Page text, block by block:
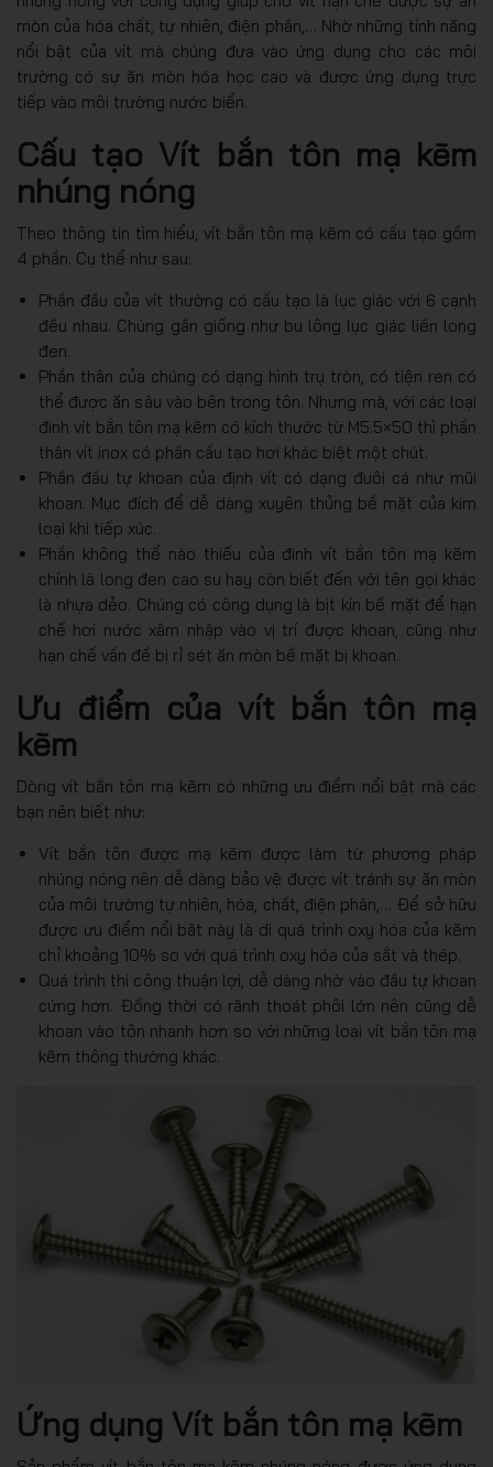
mòn của hóa chất, tự nhiên, điện phân,… Nhờ những tính năng
nổi bật của vít mà chúng đưa vào ứng dụng cho các môi
trường có sự ăn mòn hóa học cao và được ứng dụng trực
tiếp vào môi trường nước biển.
Cấu tạo Vít bắn tôn mạ kẽm
nhúng nóng
Theo thông tin tìm hiểu, vít bắn tôn mạ kẽm có cấu tạo gồm
4 phần. Cụ thể như sau:
Phần đầu của vít thường có cấu tạo là lục giác với 6 cạnh
đều nhau. Chúng gần giống như bu lông lục giác liền long
đen.
Phần thân của chúng có dạng hình trụ tròn, có tiện ren có
thể được ăn sâu vào bên trong tôn. Nhưng mà, với các loại
đinh vít bắn tôn mạ kẽm có kích thước từ M5.5×50 thì phần
thân vít inox có phần cấu tạo hơi khác biệt một chút.
Phần đầu tự khoan của định vít có dạng đuôi cá như mũi
khoan. Mục đích để dễ dàng xuyên thủng bề mặt của kim
loại khi tiếp xúc.
Phần không thể nào thiếu của đinh vít bắn tôn mạ kẽm
chính là long đen cao su hay còn biết đến với tên gọi khác
là nhựa dẻo. Chúng có công dụng là bịt kín bề mặt để hạn
chế hơi nước xâm nhập vào vị trí được khoan, cũng như
hạn chế vấn đề bị rỉ sét ăn mòn bề mặt bị khoan.
Ưu điểm của vít bắn tôn mạ
kẽm
Dòng vít bắn tôn mạ kẽm có những ưu điểm nổi bật mà các
bạn nên biết như:
Vít bắn tôn được mạ kẽm được làm từ phương pháp
nhúng nóng nên dễ dàng bảo vệ được vít tránh sự ăn mòn
của môi trường tự nhiên, hóa, chất, điện phân,… Để sở hữu
được ưu điểm nổi bật này là di quá trình oxy hóa của kẽm
chỉ khoảng 10% so với quá trình oxy hóa của sắt và thép.
Quá trình thi công thuận lợi, dễ dàng nhờ vào đầu tự khoan
cứng hơn. Đồng thời có rãnh thoát phôi lớn nên cũng dễ
khoan vào tôn nhanh hơn so với những loại vít bắn tôn mạ
kẽm thông thường khác.
Ứng dụng Vít bắn tôn mạ kẽm